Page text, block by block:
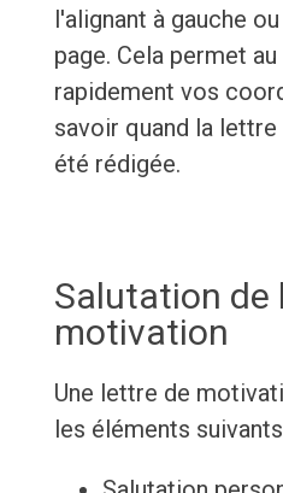
l'alignant à gauche
page. Cela permet
rapidement vos
savoir quand la
été rédigée.
Salutation de
motivation
Une lettre de
les éléments